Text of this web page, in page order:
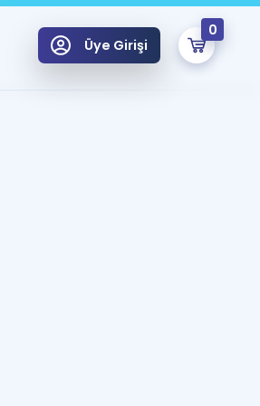
Üye Girişi
0
onlarca eğitim seni bekliyor!